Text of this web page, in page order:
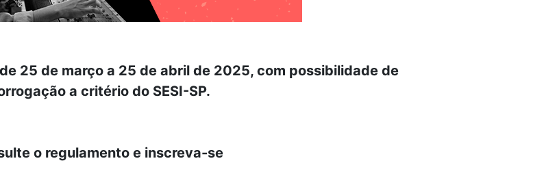
25 de março a 25 de abril de 2025, com possibilidade de
a critério do SESI-SP.
o regulamento e inscreva-se